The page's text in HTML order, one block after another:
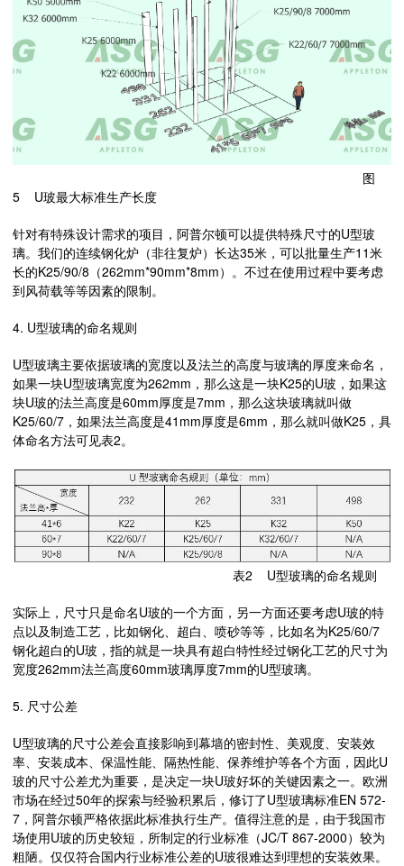
图
5 U玻最大标准生产长度
针对有特殊设计需求的项目，阿普尔顿可以提供特殊尺寸的U型玻
璃。我们的连续钢化炉（非往复炉）长达35米，可以批量生产11米
长的K25/90/8（262mm*90mm*8mm）。不过在使用过程中要考虑
到风荷载等等因素的限制。
4. U型玻璃的命名规则
U型玻璃主要依据玻璃的宽度以及法兰的高度与玻璃的厚度来命名，
如果一块U型玻璃宽度为262mm，那么这是一块K25的U玻，如果这
块U玻的法兰高度是60mm厚度是7mm，那么这块玻璃就叫做
K25/60/7，如果法兰高度是41mm厚度是6mm，那么就叫做K25，具
体命名方法可见表2。
表2 U型玻璃的命名规则
实际上，尺寸只是命名U玻的一个方面，另一方面还要考虑U玻的特
点以及制造工艺，比如钢化、超白、喷砂等等，比如名为K25/60/7
钢化超白的U玻，指的就是一块具有超白特性经过钢化工艺的尺寸为
宽度262mm法兰高度60mm玻璃厚度7mm的U型玻璃。
5. 尺寸公差
U型玻璃的尺寸公差会直接影响到幕墙的密封性、美观度、安装效
率、安装成本、保温性能、隔热性能、保养维护等各个方面，因此U
玻的尺寸公差尤为重要，是决定一块U玻好坏的关键因素之一。欧洲
市场在经过50年的探索与经验积累后，修订了U型玻璃标准EN 572-
7，阿普尔顿严格依据此标准执行生产。值得注意的是，由于我国市
场使用U玻的历史较短，所制定的行业标准（JC/T 867-2000）较为
粗陋。仅仅符合国内行业标准公差的U玻很难达到理想的安装效果。